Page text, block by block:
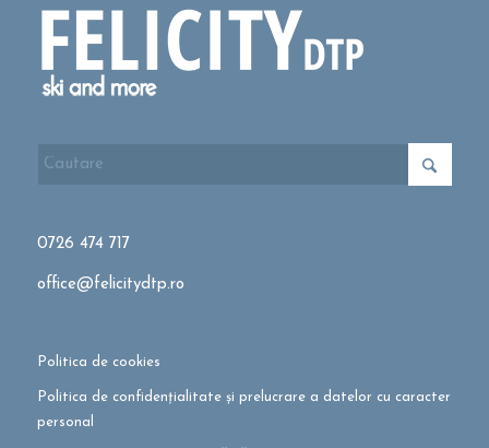
0726 474 717
office@felicitydtp.ro
Politica de cookies
Politica de confidențialitate și prelucrare a datelor cu caracter
personal